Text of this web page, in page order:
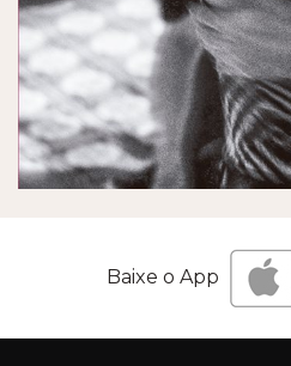
Baixe o App